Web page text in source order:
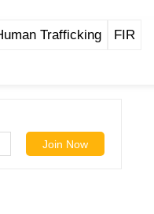
Trafficking FIR